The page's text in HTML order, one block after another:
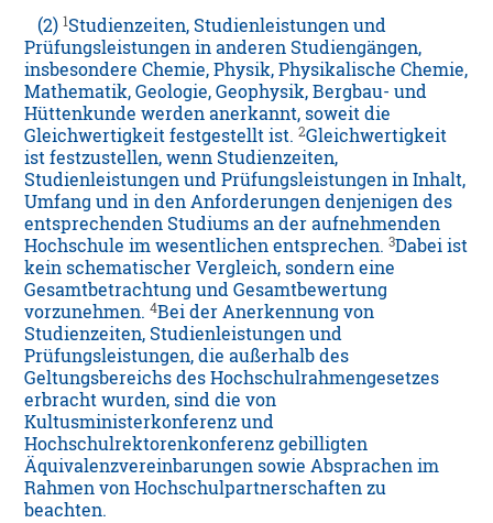
(2)1Studienzeiten, Studienleistungen und
Prüfungsleistungen in anderen Studiengängen,
insbesondere Chemie, Physik, Physikalische Chemie,
Mathematik, Geologie, Geophysik, Bergbau- und
Hüttenkunde werden anerkannt, soweit die
Gleichwertigkeit festgestellt ist.2Gleichwertigkeit
ist festzustellen, wenn Studienzeiten,
Studienleistungen und Prüfungsleistungen in Inhalt,
Umfang und in den Anforderungen denjenigen des
entsprechenden Studiums an der aufnehmenden
Hochschule im wesentlichen entsprechen.3Dabei ist
kein schematischer Vergleich, sondern eine
Gesamtbetrachtung und Gesamtbewertung
vorzunehmen.4Bei der Anerkennung von
Studienzeiten, Studienleistungen und
Prüfungsleistungen, die außerhalb des
Geltungsbereichs des Hochschulrahmengesetzes
erbracht wurden, sind die von
Kultusministerkonferenz und
Hochschulrektorenkonferenz gebilligten
Äquivalenzvereinbarungen sowie Absprachen im
Rahmen von Hochschulpartnerschaften zu
beachten.